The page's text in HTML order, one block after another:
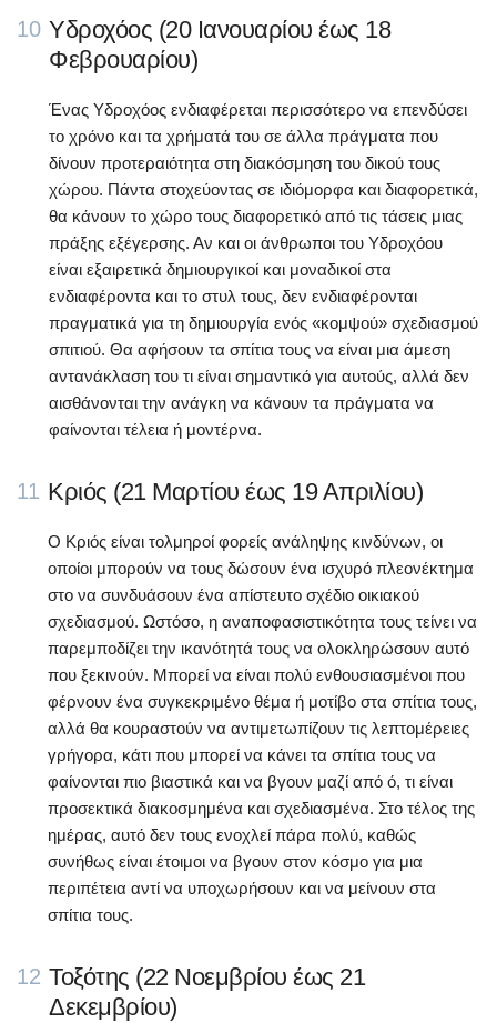
10 Υδροχόος (20 Ιανουαρίου έως 18
Φεβρουαρίου)
Ένας Υδροχόος ενδιαφέρεται περισσότερο να επενδύσει
το χρόνο και τα χρήματά του σε άλλα πράγματα που
δίνουν προτεραιότητα στη διακόσμηση του δικού τους
χώρου. Πάντα στοχεύοντας σε ιδιόμορφα και διαφορετικά,
θα κάνουν το χώρο τους διαφορετικό από τις τάσεις μιας
πράξης εξέγερσης. Αν και οι άνθρωποι του Υδροχόου
είναι εξαιρετικά δημιουργικοί και μοναδικοί στα
ενδιαφέροντα και το στυλ τους, δεν ενδιαφέρονται
πραγματικά για τη δημιουργία ενός «κομψού» σχεδιασμού
σπιτιού. Θα αφήσουν τα σπίτια τους να είναι μια άμεση
αντανάκλαση του τι είναι σημαντικό για αυτούς, αλλά δεν
αισθάνονται την ανάγκη να κάνουν τα πράγματα να
φαίνονται τέλεια ή μοντέρνα.
11 Κριός (21 Μαρτίου έως 19 Απριλίου)
Ο Κριός είναι τολμηροί φορείς ανάληψης κινδύνων, οι
οποίοι μπορούν να τους δώσουν ένα ισχυρό πλεονέκτημα
στο να συνδυάσουν ένα απίστευτο σχέδιο οικιακού
σχεδιασμού. Ωστόσο, η αναποφασιστικότητα τους τείνει να
παρεμποδίζει την ικανότητά τους να ολοκληρώσουν αυτό
που ξεκινούν. Μπορεί να είναι πολύ ενθουσιασμένοι που
φέρνουν ένα συγκεκριμένο θέμα ή μοτίβο στα σπίτια τους,
αλλά θα κουραστούν να αντιμετωπίζουν τις λεπτομέρειες
γρήγορα, κάτι που μπορεί να κάνει τα σπίτια τους να
φαίνονται πιο βιαστικά και να βγουν μαζί από ό, τι είναι
προσεκτικά διακοσμημένα και σχεδιασμένα. Στο τέλος της
ημέρας, αυτό δεν τους ενοχλεί πάρα πολύ, καθώς
συνήθως είναι έτοιμοι να βγουν στον κόσμο για μια
περιπέτεια αντί να υποχωρήσουν και να μείνουν στα
σπίτια τους.
12 Τοξότης (22 Νοεμβρίου έως 21
Δεκεμβρίου)